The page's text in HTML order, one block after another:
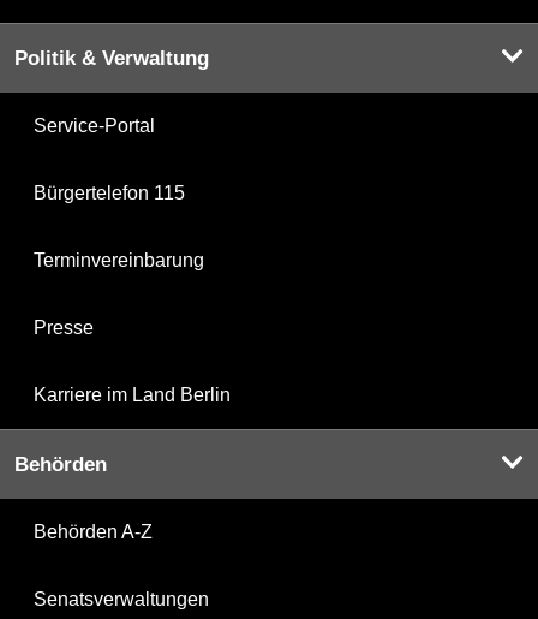
Politik & Verwaltung
Service-Portal
Bürgertelefon 115
Terminvereinbarung
Presse
Karriere im Land Berlin
Behörden
Behörden A-Z
Senatsverwaltungen